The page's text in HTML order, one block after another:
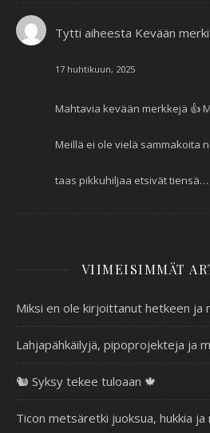
Tytti aiheesta Kevään
17 huhtikuun, 2025
Mahtavia kevään merkkejä 👍
Meillä ei ole vielä sammakoita
taas pikkuhiljaa etsivät tiensä…
VIIMEISIMMÄT
Miksi en ole kirjoittanut hetkeen ja
Lahjapähkäilyjä, pipoprojekteja ja
🐿️ Syksy tekee tuloaan 🍁
Ticon metsäretki juoksua, hukkia ja